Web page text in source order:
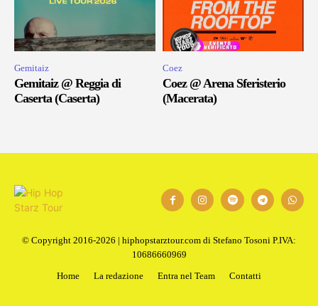
Gemitaiz
Gemitaiz @ Reggia di
Caserta (Caserta)
Coez
Coez @ Arena Sferisterio
(Macerata)
© Copyright 2016-2026 | hiphopstarztour.com di Stefano Tosoni P.IVA:
10686660969
Home
La redazione Entra nel Team Contatti